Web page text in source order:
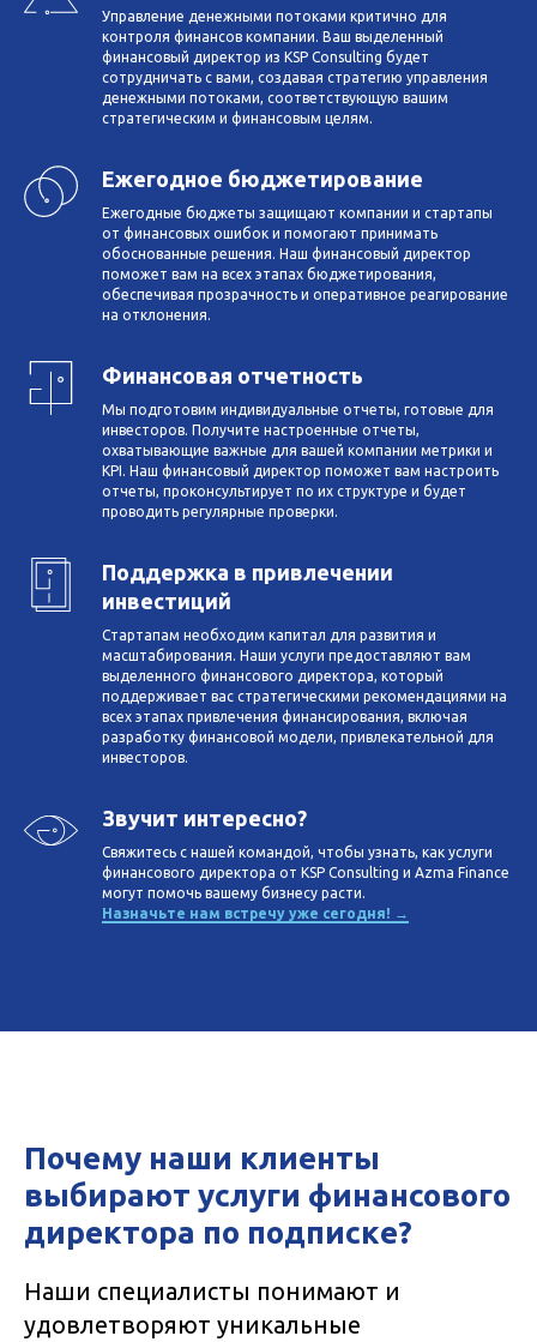
Управление денежными потоками критично для
контроля финансов компании. Ваш выделенный
финансовый директор из KSP Consulting будет
сотрудничать с вами, создавая стратегию управления
денежными потоками, соответствующую вашим
стратегическим и финансовым целям.
Ежегодное бюджетирование
Ежегодные бюджеты защищают компании и стартапы
от финансовых ошибок и помогают принимать
обоснованные решения. Наш финансовый директор
поможет вам на всех этапах бюджетирования,
обеспечивая прозрачность и оперативное реагирование
на отклонения.
Финансовая отчетность
Мы подготовим индивидуальные отчеты, готовые для
инвесторов. Получите настроенные отчеты,
охватывающие важные для вашей компании метрики и
KPI. Наш финансовый директор поможет вам настроить
отчеты, проконсультирует по их структуре и будет
проводить регулярные проверки.
Поддержка в привлечении
инвестиций
Стартапам необходим капитал для развития и
масштабирования. Наши услуги предоставляют вам
выделенного финансового директора, который
поддерживает вас стратегическими рекомендациями на
всех этапах привлечения финансирования, включая
разработку финансовой модели, привлекательной для
инвесторов.
Звучит интересно?
Свяжитесь с нашей командой, чтобы узнать, как услуги
финансового директора от KSP Consulting и Azma Finance
могут помочь вашему бизнесу расти.
Назначьте нам встречу уже сегодня! →
Почему наши клиенты
выбирают услуги финансового
директора по подписке?
Наши специалисты понимают и
удовлетворяют уникальные